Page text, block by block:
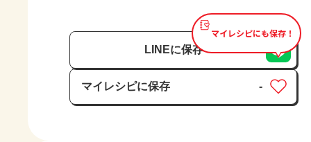
マイレシピにも保存！
LINEに保存
マイレシピに保存
保存済み
-